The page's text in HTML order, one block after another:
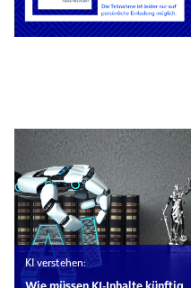
blättern
KI verstehen: